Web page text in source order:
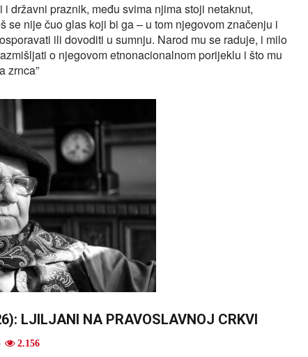
i državni praznik, među svima njima stoji netaknut,
se nije čuo glas koji bi ga – u tom njegovom značenju i
ili dovoditi u sumnju. Narod mu se raduje, i milo
o njegovom etnonacionalnom porijeklu i što mu
zrnca”
LJILJANI NA PRAVOSLAVNOJ CRKVI
2.156